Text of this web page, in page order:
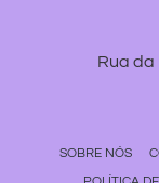
Rua da
SOBRE NÓS